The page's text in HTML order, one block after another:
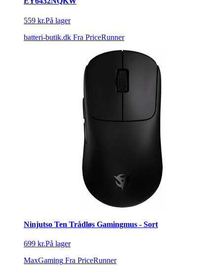
559 kr.På lager
batteri-butik.dk Fra PriceRunner
Ninjutso Ten Trådløs Gamingmus - Sort
699 kr.På lager
MaxGaming Fra PriceRunner